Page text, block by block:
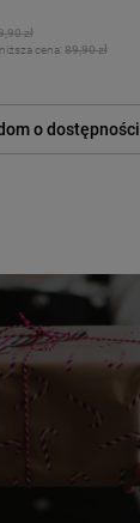
zł
cena: 89,90 zł
o dostępności